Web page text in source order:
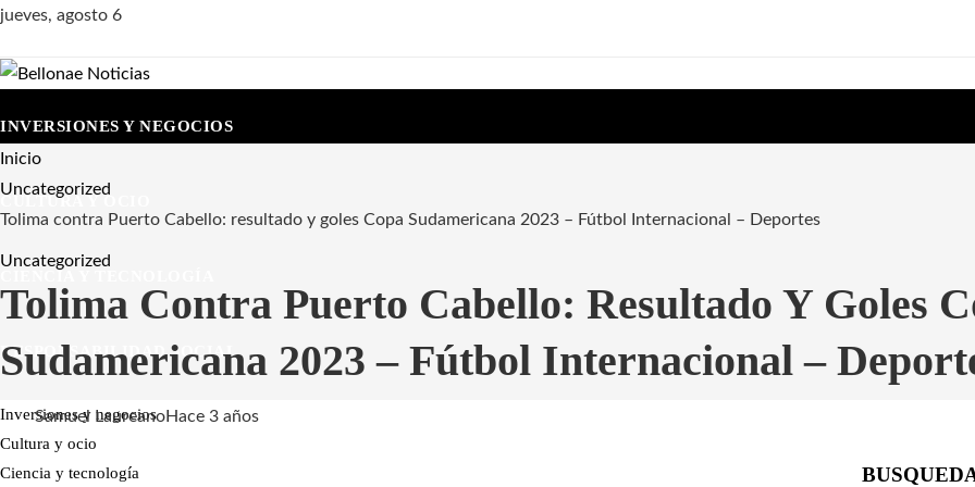
jueves, agosto 6
INVERSIONES Y NEGOCIOS
CULTURA Y OCIO
RESPONSABILIDAD SOCIAL
Inversiones y negocios
Cultura y ocio
Ciencia y tecnología
Inicio
Uncategorized
Tolima contra Puerto Cabello: resultado y goles Copa Sudamericana 2023 – Fútbol Internacional – Deportes
Uncategorized
Tolima Contra Puerto Cabello: Resultado Y Goles
Sudamericana 2023 – Fútbol Internacional –
Samuel LaureanoHace 3 años